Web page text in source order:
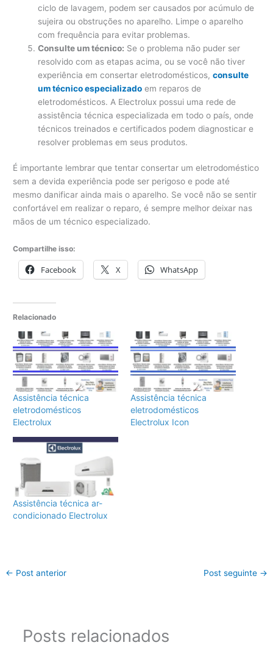
ciclo de lavagem, podem ser causados ​​por acúmulo de
sujeira ou obstruções no aparelho. Limpe o aparelho
com frequência para evitar problemas.
Consulte um técnico: Se o problema não puder ser
resolvido com as etapas acima, ou se você não tiver
experiência em consertar eletrodomésticos,consulte
um técnico especializado em reparos de
eletrodomésticos. A Electrolux possui uma rede de
assistência técnica especializada em todo o país, onde
técnicos treinados e certificados podem diagnosticar e
resolver problemas em seus produtos.
É importante lembrar que tentar consertar um eletrodoméstico
sem a devida experiência pode ser perigoso e pode até
mesmo danificar ainda mais o aparelho. Se você não se sentir
confortável em realizar o reparo, é sempre melhor deixar nas
mãos de um técnico especializado.
Compartilhe isso:
Facebook X WhatsApp
Relacionado
Assistência técnica
eletrodomésticos
Electrolux
Assistência técnica
eletrodomésticos
Electrolux Icon
Assistência técnica ar-
condicionado Electrolux
← Post anterior Post seguinte →
Posts relacionados